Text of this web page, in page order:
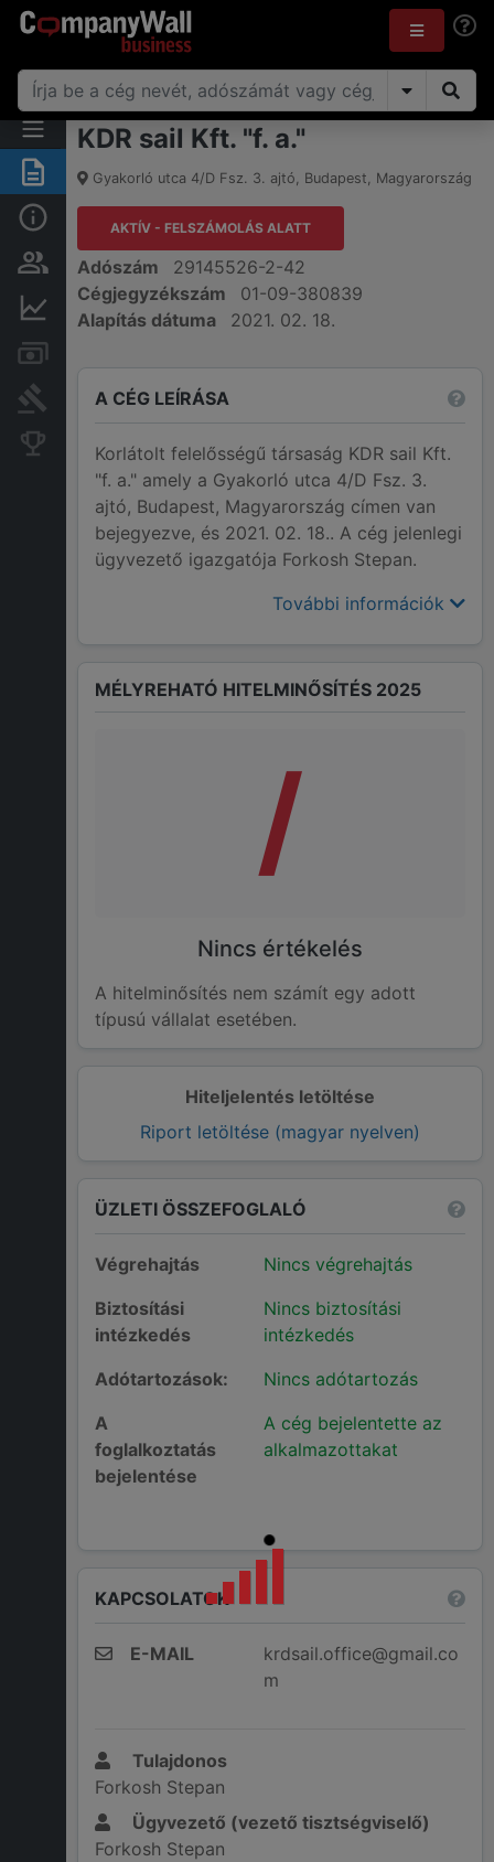
Összegzés
Alap információk
Személyek és tulajdonjog
Pénzügyi információk
Bírósági eljárások
Konkurens cégek
KDR sail Kft. "f. a."
Gyakorló utca 4/D Fsz. 3. ajtó, Budapest, Magyarország
AKTÍV - FELSZÁMOLÁS ALATT
Adószám
29145526-2-42
Cégjegyzékszám
01-09-380839
Alapítás dátuma
2021. 02. 18.
A CÉG LEÍRÁSA
Korlátolt felelősségű társaság KDR sail Kft.
"f. a." amely a Gyakorló utca 4/D Fsz. 3.
ajtó, Budapest, Magyarország címen van
bejegyezve, és 2021. 02. 18.. A cég jelenlegi
ügyvezető igazgatója Forkosh Stepan.
További információk
Hiteljelentés letöltése
Riport letöltése (magyar nyelven)
MÉLYREHATÓ HITELMINŐSÍTÉS 2025
/
Nincs értékelés
A hitelminősítés nem számít egy adott
típusú vállalat esetében.
ÜZLETI ÖSSZEFOGLALÓ
Végrehajtás
Nincs végrehajtás
Biztosítási
intézkedés
Nincs biztosítási
intézkedés
Adótartozások:
Nincs adótartozás
A
foglalkoztatás
bejelentése
A cég bejelentette az
alkalmazottakat
KAPCSOLATOK
E-MAIL
krdsail.office@gmail.co
m
Tulajdonos
Forkosh Stepan
Ügyvezető (vezető tisztségviselő)
Forkosh Stepan